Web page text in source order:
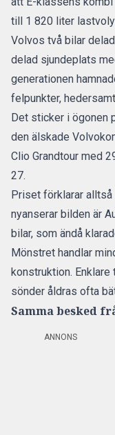
till 1 820 liter
Volvos två bilar
delad sjundeplats
generationen
felpunkter,
Det sticker i ögonen
den älskade
Clio Grandtour med
27.
Priset förklarar alltså
nyanserar bilden är
bilar, som ändå
Mönstret handlar
konstruktion.
sönder åldras ofta
Samma besked
ANNONS